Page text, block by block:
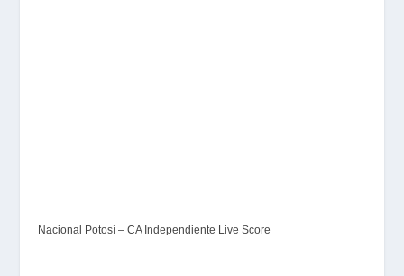
Nacional Potosí – CA Independiente Live Score